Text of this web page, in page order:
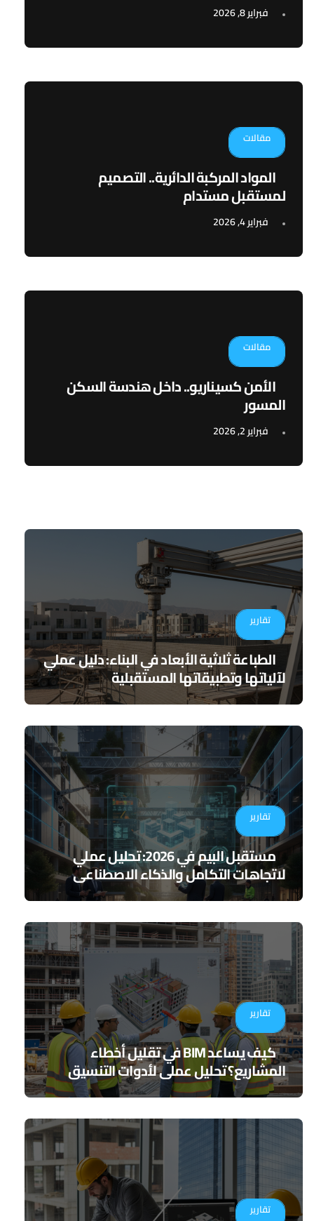
فبراير 8, 2026
مقالات
المواد المركبة الدائرية.. التصميم
لمستقبل مستدام
فبراير 4, 2026
مقالات
الأمن كسيناريو.. داخل هندسة السكن
المسور
فبراير 2, 2026
تقارير
الطباعة ثلاثية الأبعاد في البناء: دليل عملي
لآلياتها وتطبيقاتها المستقبلية
تقارير
مستقبل البيم في 2026: تحليل عملي
لاتجاهات التكامل والذكاء الاصطناعي
تقارير
كيف يساعد BIM في تقليل أخطاء
المشاريع؟ تحليل عملي لأدوات التنسيق
الرقمي
تقارير